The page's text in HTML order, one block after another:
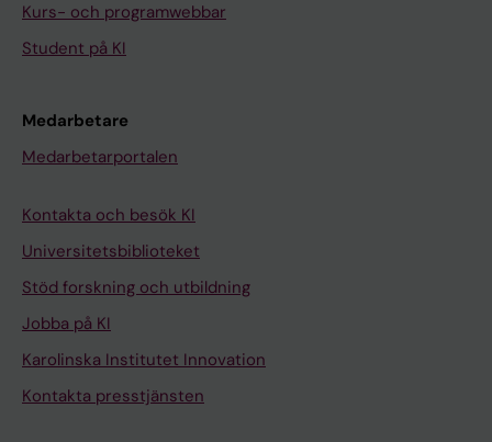
Kurs- och programwebbar
Student på KI
Medarbetare
Medarbetarportalen
Kontakta och besök KI
Universitetsbiblioteket
Stöd forskning och utbildning
Jobba på KI
Karolinska Institutet Innovation
Kontakta presstjänsten